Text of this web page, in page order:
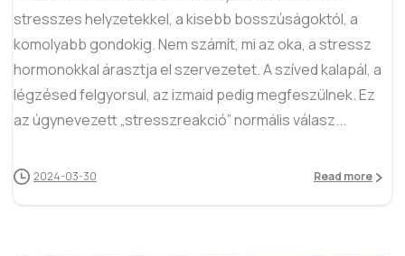
stresszes helyzetekkel, a kisebb bosszúságoktól, a
komolyabb gondokig. Nem számít, mi az oka, a stressz
hormonokkal árasztja el szervezetet. A szíved kalapál, a
légzésed felgyorsul, az izmaid pedig megfeszülnek. Ez
az úgynevezett „stresszreakció” normális válasz...
2024-03-30 Read more